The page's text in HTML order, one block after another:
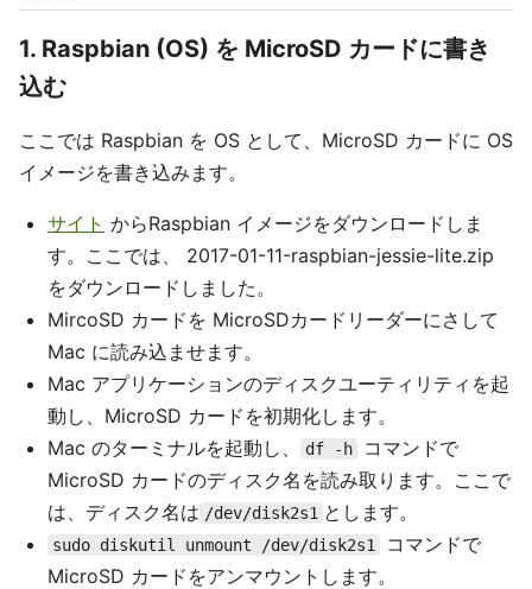
1. Raspbian (OS) を MicroSD カードに書き
込む
ここでは Raspbian を OS として、MicroSD カードに OS
イメージを書き込みます。
サイト からRaspbian イメージをダウンロードしま
す。ここでは、 2017-01-11-raspbian-jessie-lite.zip
をダウンロードしました。
MircoSD カードを MicroSDカードリーダーにさして
Mac に読み込ませます。
Mac アプリケーションのディスクユーティリティを起
動し、MicroSD カードを初期化します。
Mac のターミナルを起動し、
df -h
コマンドで
MicroSD カードのディスク名を読み取ります。ここで
は、ディスク名は /dev/disk2s1 とします。
sudo diskutil unmount /dev/disk2s1
コマンドで
MicroSD カードをアンマウントします。